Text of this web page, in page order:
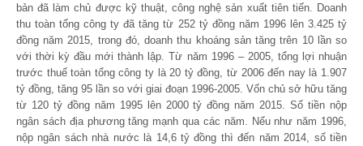
bản đã làm chủ được kỹ thuật, công nghệ sản xuất tiên tiến. Doanh
thu toàn tổng công ty đã tăng từ 252 tỷ đồng năm 1996 lên 3.425 tỷ
đồng năm 2015, trong đó, doanh thu khoáng sản tăng trên 10 lần so
với thời kỳ đầu mới thành lập. Từ năm 1996 – 2005, tổng lợi nhuận
trước thuế toàn tổng công ty là 20 tỷ đồng, từ 2006 đến nay là 1.907
tỷ đồng, tăng 95 lần so với giai đoạn 1996-2005. Vốn chủ sở hữu tăng
từ 120 tỷ đồng năm 1995 lên 2000 tỷ đồng năm 2015. Số tiền nộp
ngân sách địa phương tăng mạnh qua các năm. Nếu như năm 1996,
nộp ngân sách nhà nước là 14,6 tỷ đồng thì đến năm 2014, số tiền